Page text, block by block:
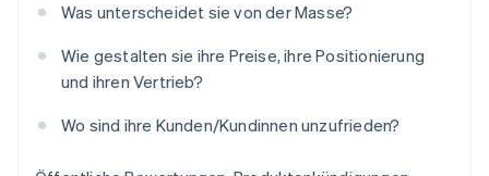
Was unterscheidet sie von der Masse?
Wie gestalten sie ihre Preise, ihre Positionierung
und ihren Vertrieb?
Wo sind ihre Kunden/Kundinnen unzufrieden?